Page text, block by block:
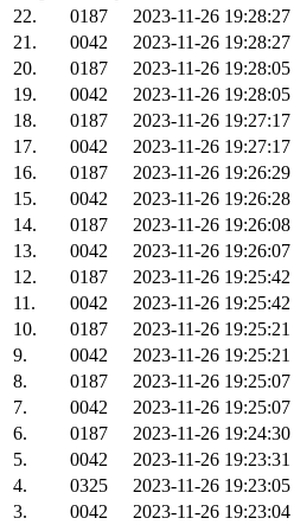
22.
0187 2023-11-26 19:28:27
21.
0042 2023-11-26 19:28:27
20.
0187 2023-11-26 19:28:05
19.
0042 2023-11-26 19:28:05
18.
0187 2023-11-26 19:27:17
17.
0042 2023-11-26 19:27:17
16.
0187 2023-11-26 19:26:29
15.
0042 2023-11-26 19:26:28
14.
0187 2023-11-26 19:26:08
13.
0042 2023-11-26 19:26:07
12.
0187 2023-11-26 19:25:42
11.
0042 2023-11-26 19:25:42
10.
0187 2023-11-26 19:25:21
9.
0042 2023-11-26 19:25:21
8.
0187 2023-11-26 19:25:07
7.
0042 2023-11-26 19:25:07
6.
0187 2023-11-26 19:24:30
5.
0042 2023-11-26 19:23:31
4.
0325 2023-11-26 19:23:05
3.
0042 2023-11-26 19:23:04